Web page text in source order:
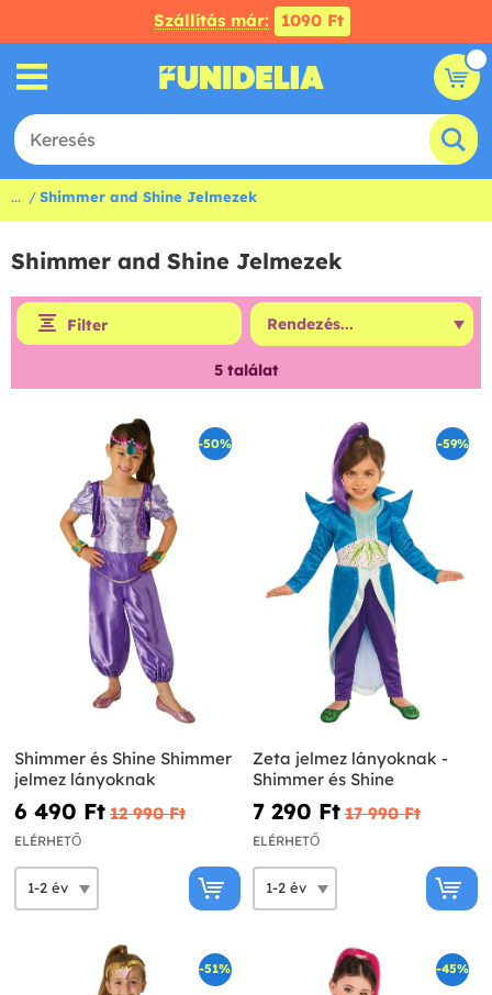
Szállítás már: 1090 Ft
... Shimmer and Shine Jelmezek
Shimmer and Shine Jelmezek
Filter
5találat
-50%
Shimmer és Shine Shimmer
jelmez lányoknak
6 490 Ft‎ 12 990 Ft‎
ELÉRHETŐ
-59%
Zeta jelmez lányoknak -
Shimmer és Shine
7 290 Ft‎ 17 990 Ft‎
ELÉRHETŐ
-51% -45%